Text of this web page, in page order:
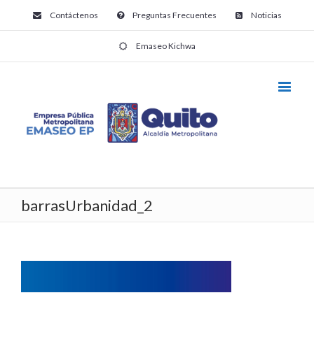
Contáctenos Preguntas Frecuentes Noticias
Emaseo Kichwa
barrasUrbanidad_2